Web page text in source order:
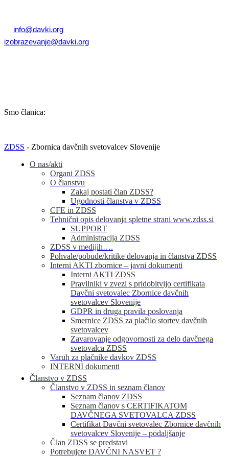
info@davki.org
izobrazevanje@davki.org
Smo članica:
ZDSS - Zbornica davčnih svetovalcev Slovenije
O nas/akti
Organi ZDSS
O članstvu
Zakaj postati član ZDSS?
Ugodnosti članstva v ZDSS
CFE in ZDSS
Tehnični opis delovanja spletne strani www.zdss.si
SUPPORT
Administracija ZDSS
ZDSS v medijih….
Pohvale/pobude/kritike delovanja in članstva ZDSS
Interni AKTI zbornice – javni dokumenti
Interni AKTI ZDSS
Pravilniki v zvezi s pridobitvijo certifikata
Davčni svetovalec Zbornice davčnih
svetovalcev Slovenije
GDPR in druga pravila poslovanja
Smernice ZDSS za plačilo stortev davčnih
svetovalcev
Zavarovanje odgovornosti za delo davčnega
svetovalca ZDSS
Varuh za plačnike davkov ZDSS
INTERNI dokumenti
Članstvo v ZDSS
Članstvo v ZDSS in seznam članov
Seznam članov ZDSS
Seznam članov s CERTIFIKATOM
DAVČNEGA SVETOVALCA ZDSS
Certifikat Davčni svetovalec Zbornice davčnih
svetovalcev Slovenije – podaljšanje
Član ZDSS se predstavi
Potrebujete DAVČNI NASVET ?